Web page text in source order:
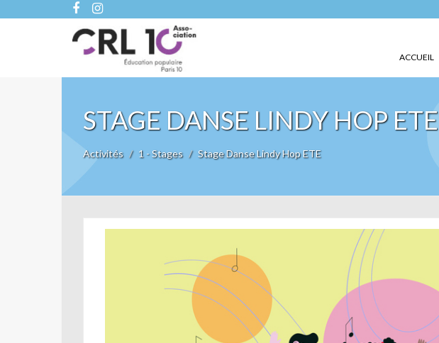
ACCUEIL
STAGE DANSE LINDY HOP ETE
Activités 1 - Stages Stage Danse Lindy Hop ETE